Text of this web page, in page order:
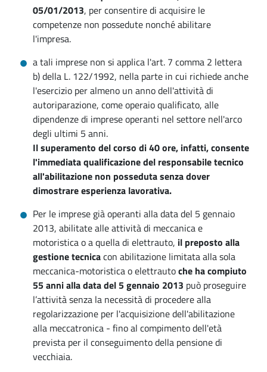
05/01/2013, per consentire di acquisire le
competenze non possedute nonché abilitare
l'impresa.
a tali imprese non si applica l'art. 7 comma 2 lettera
b) della L. 122/1992, nella parte in cui richiede anche
l'esercizio per almeno un anno dell'attività di
autoriparazione, come operaio qualificato, alle
dipendenze di imprese operanti nel settore nell'arco
degli ultimi 5 anni.
Il superamento del corso di 40 ore, infatti, consente
l'immediata qualificazione del responsabile tecnico
all'abilitazione non posseduta senza dover
dimostrare esperienza lavorativa.
Per le imprese già operanti alla data del 5 gennaio
2013, abilitate alle attività di meccanica e
motoristica o a quella di elettrauto, il preposto alla
gestione tecnicacon abilitazione limitata alla sola
meccanica-motoristica o elettrautoche ha compiuto
55 anni alla data del 5 gennaio 2013 può proseguire
l’attività senza la necessità di procedere alla
regolarizzazione per l'acquisizione dell'abilitazione
alla meccatronica - fino al compimento dell'età
prevista per il conseguimento della pensione di
vecchiaia.